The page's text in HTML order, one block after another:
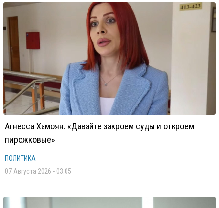
Агнесса Хамоян: «Давайте закроем суды и откроем
пирожковые»
ПОЛИТИКА
07 Августа 2026 - 03:05